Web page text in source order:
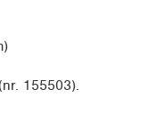
155503).